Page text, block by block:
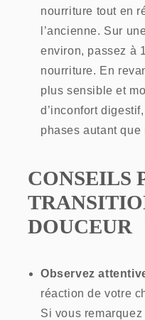
nourriture tout en
l’ancienne. Sur
environ, passez à
nourriture. En
plus sensible et
d’inconfort
phases autant que
CONSEILS
DOUCEUR
Observez
réaction de votre
Si vous